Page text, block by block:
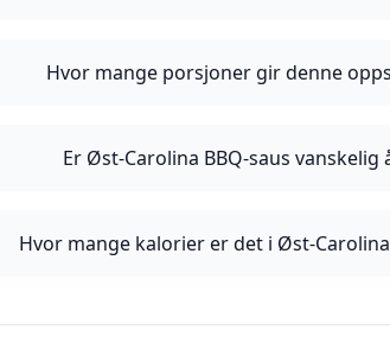
Hvor mange porsjoner gir denne
Er Øst-Carolina BBQ-saus vanskelig
Hvor mange kalorier er det i Øst-Carolina